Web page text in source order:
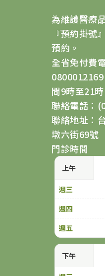
為維護醫療
『預約掛號
預約。
全省免付費
間9時至21時
聯絡電話：
聯絡地址：
墩六街69號
門診時間
上午
下午